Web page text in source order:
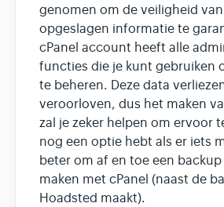
Klantenpaneel →
Hoasted.com →
genomen om de veiligheid
opgeslagen informatie te
cPanel account heeft alle
functies die je kunt gebruiken
te beheren. Deze data
veroorloven, dus het maken
zal je zeker helpen om ervoor
nog een optie hebt als er iets
beter om af en toe een
maken met cPanel (naast de
Hoadsted maakt).